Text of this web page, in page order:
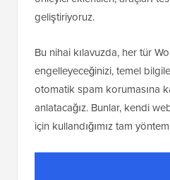
geliştiriyoruz.
Bu nihai kılavuzda, her tür
engelleyeceğinizi, temel
otomatik spam korumasına
anlatacağız. Bunlar, kendi
için kullandığımız tam